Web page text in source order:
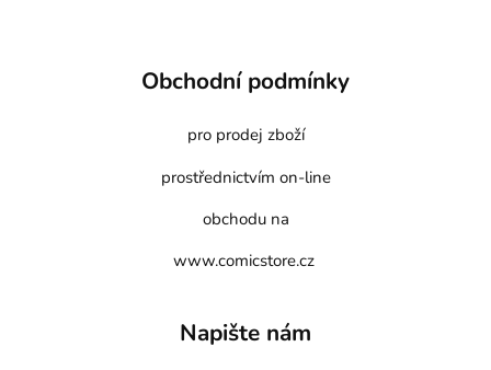
Obchodní podmínky
pro prodej zboží
prostřednictvím on-line
obchodu na
www.comicstore.cz
Napište nám